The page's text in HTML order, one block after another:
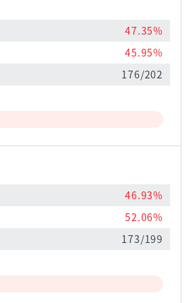
47.35%
45.95%
176/202
46.93%
52.06%
173/199